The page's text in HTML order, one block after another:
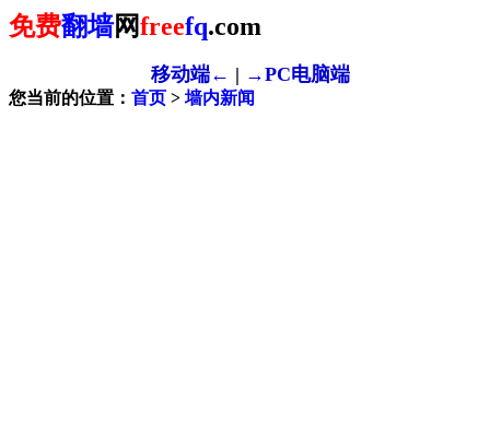
免费翻墙网freefq.com
移动端← | →PC电脑端
您当前的位置： 首页 > 墙内新闻